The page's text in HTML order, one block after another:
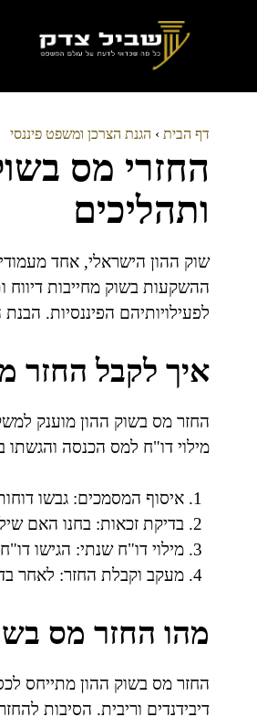
דף הבית › הגנת הצרכן ומשפט פיננסי
החזרי מס
ותהליכים
שוק ההון הישראלי, אחד
ההשקעות בשוק מחייבות
לפעילויותיהם הפיננסיות.
איך לקבל החזר
החזר מס בשוק ההון מוענק
מילוי דו"ח למס הכנסה והגשתו
איסוף המסמכים: גבשו
בדיקת זכאות: בחנו האם
מילוי דו"ח שנתי: הגישו
מעקב וקבלת החזר: לאחר
מהו החזר מס
החזר מס בשוק ההון מתייחס
דיבידנדים וריבית. הסיבות